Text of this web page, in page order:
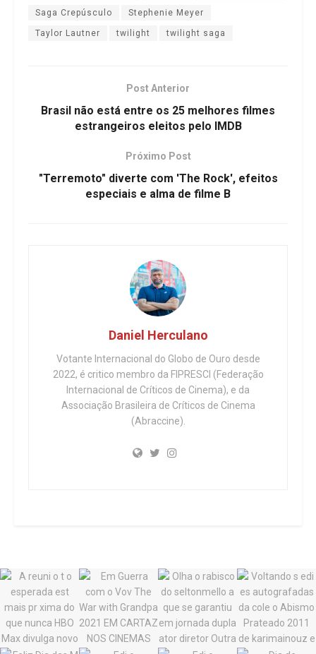
Saga Crepúsculo Stephenie Meyer
Taylor Lautner twilight twilight saga
Post Anterior
Brasil não está entre os 25 melhores filmes
estrangeiros eleitos pelo IMDB
Próximo Post
"Terremoto" diverte com 'The Rock', efeitos
especiais e alma de filme B
Daniel Herculano
Votante Internacional do Globo de Ouro desde
2022, é critico membro da FIPRESCI (Federação
Internacional de Críticos de Cinema), e da
Associação Brasileira de Críticos de Cinema
(Abraccine).